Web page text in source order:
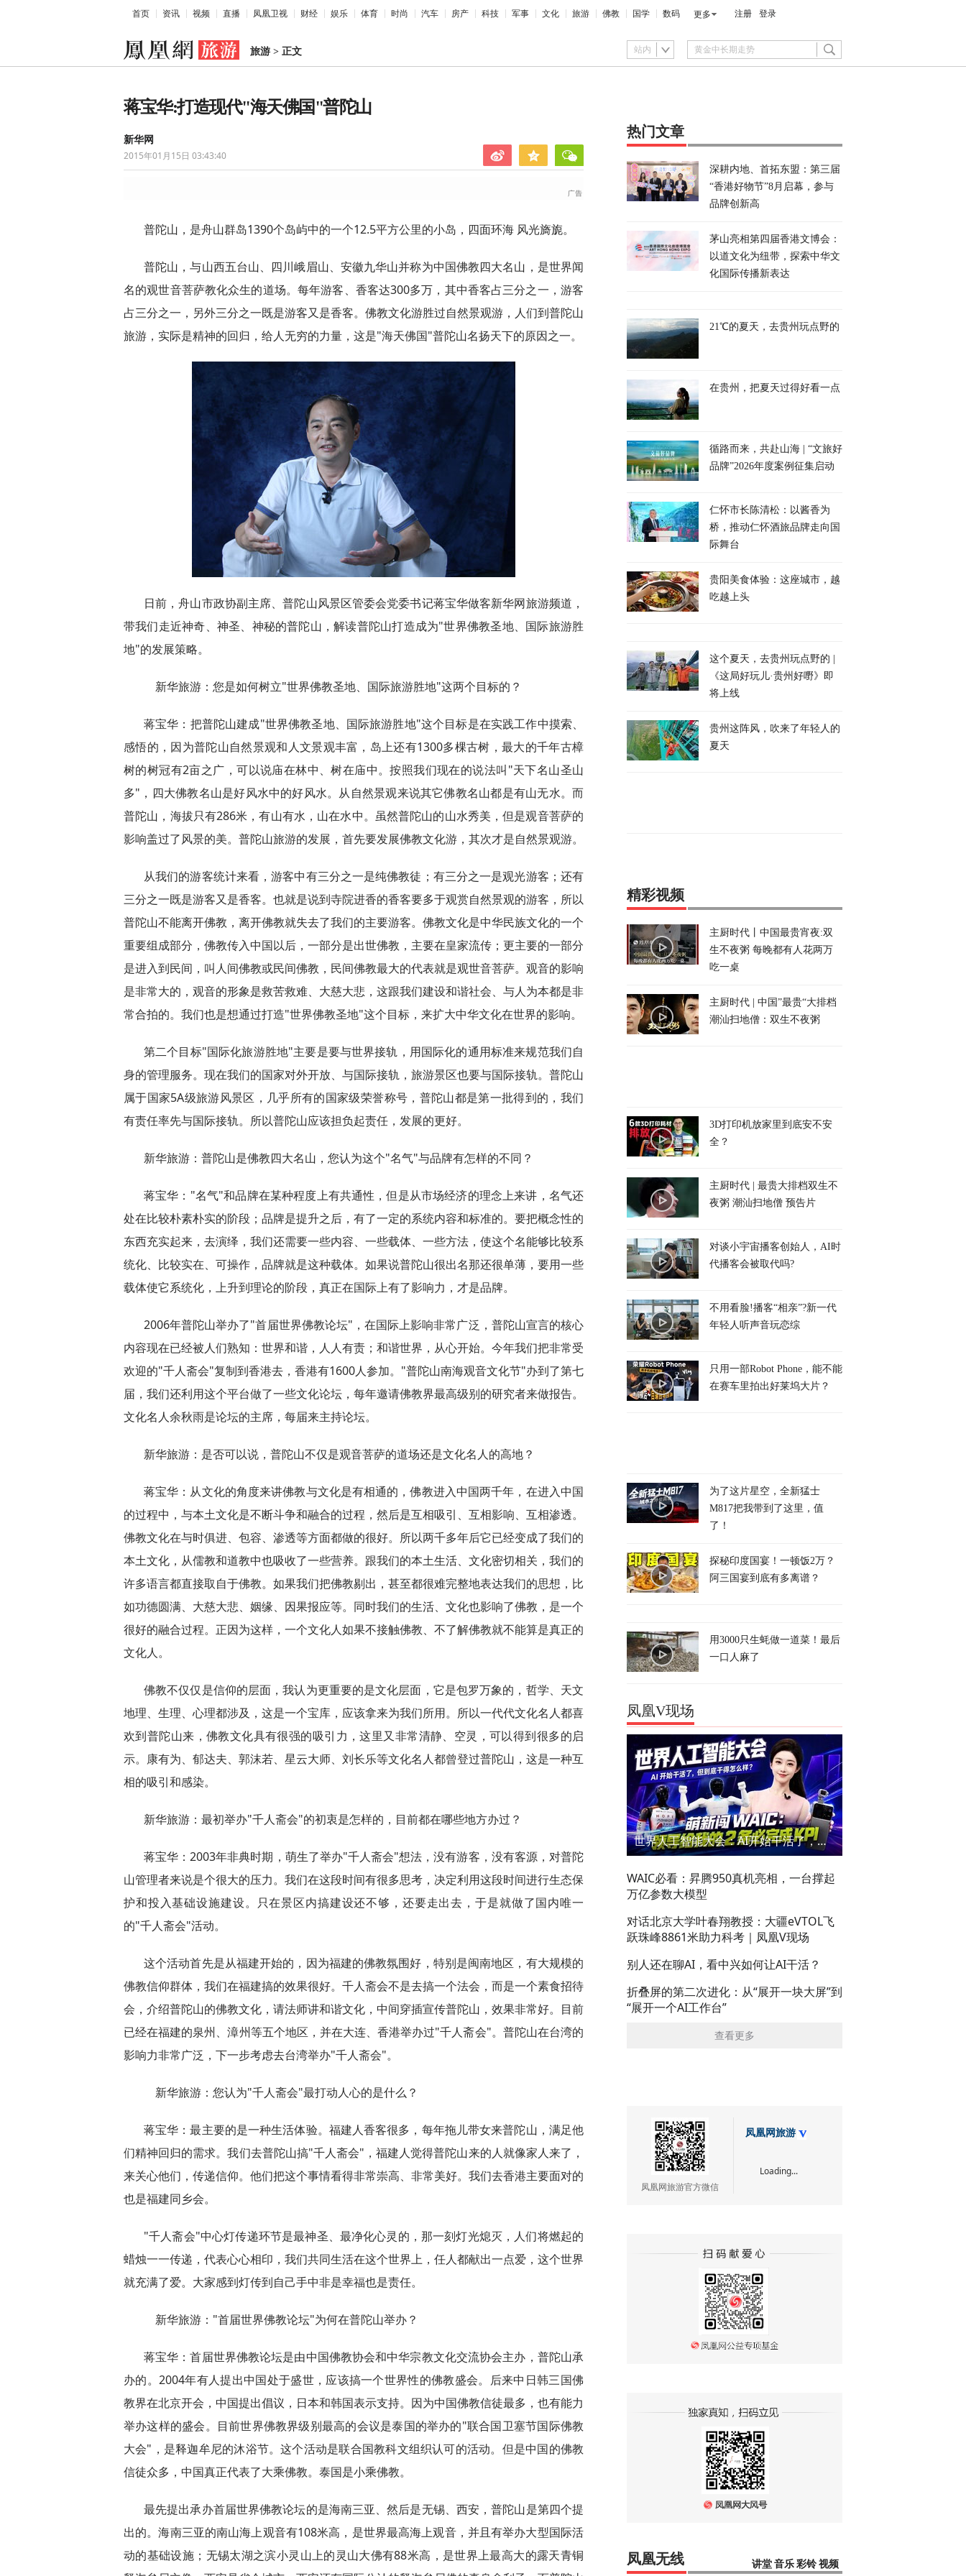
首页 资讯 视频 直播 凤凰卫视 财经 娱乐 体育 时尚 汽车 房产 科技 军事 文化 旅游 佛教 国学 数码 更多 注册 登录
旅游 > 正文 站内
蒋宝华:打造现代"海天佛国"普陀山
新华网
2015年01月15日 03:43:40
普陀山，是舟山群岛1390个岛屿中的一个12.5平方公里的小岛，四面环海 风光旖旎。
普陀山，与山西五台山、四川峨眉山、安徽九华山并称为中国佛教四大名山，是世界闻
名的观世音菩萨教化众生的道场。每年游客、香客达300多万，其中香客占三分之一，游客
占三分之一，另外三分之一既是游客又是香客。佛教文化游胜过自然景观游，人们到普陀山
旅游，实际是精神的回归，给人无穷的力量，这是"海天佛国"普陀山名扬天下的原因之一。
日前，舟山市政协副主席、普陀山风景区管委会党委书记蒋宝华做客新华网旅游频道，
带我们走近神奇、神圣、神秘的普陀山，解读普陀山打造成为"世界佛教圣地、国际旅游胜
地"的发展策略。
新华旅游：您是如何树立"世界佛教圣地、国际旅游胜地"这两个目标的？
蒋宝华：把普陀山建成"世界佛教圣地、国际旅游胜地"这个目标是在实践工作中摸索、
感悟的，因为普陀山自然景观和人文景观丰富，岛上还有1300多棵古树，最大的千年古樟
树的树冠有2亩之广，可以说庙在林中、树在庙中。按照我们现在的说法叫"天下名山圣山
多"，四大佛教名山是好风水中的好风水。从自然景观来说其它佛教名山都是有山无水。而
普陀山，海拔只有286米，有山有水，山在水中。虽然普陀山的山水秀美，但是观音菩萨的
影响盖过了风景的美。普陀山旅游的发展，首先要发展佛教文化游，其次才是自然景观游。
从我们的游客统计来看，游客中有三分之一是纯佛教徒；有三分之一是观光游客；还有
三分之一既是游客又是香客。也就是说到寺院进香的香客要多于观赏自然景观的游客，所以
普陀山不能离开佛教，离开佛教就失去了我们的主要游客。佛教文化是中华民族文化的一个
重要组成部分，佛教传入中国以后，一部分是出世佛教，主要在皇家流传；更主要的一部分
是进入到民间，叫人间佛教或民间佛教，民间佛教最大的代表就是观世音菩萨。观音的影响
是非常大的，观音的形象是救苦救难、大慈大悲，这跟我们建设和谐社会、与人为本都是非
常合拍的。我们也是想通过打造"世界佛教圣地"这个目标，来扩大中华文化在世界的影响。
第二个目标"国际化旅游胜地"主要是要与世界接轨，用国际化的通用标准来规范我们自
身的管理服务。现在我们的国家对外开放、与国际接轨，旅游景区也要与国际接轨。普陀山
属于国家5A级旅游风景区，几乎所有的国家级荣誉称号，普陀山都是第一批得到的，我们
有责任率先与国际接轨。所以普陀山应该担负起责任，发展的更好。
新华旅游：普陀山是佛教四大名山，您认为这个"名气"与品牌有怎样的不同？
蒋宝华："名气"和品牌在某种程度上有共通性，但是从市场经济的理念上来讲，名气还
处在比较朴素朴实的阶段；品牌是提升之后，有了一定的系统内容和标准的。要把概念性的
东西充实起来，去演绎，我们还需要一些内容、一些载体、一些方法，使这个名能够比较系
统化、比较实在、可操作，品牌就是这种载体。如果说普陀山很出名那还很单薄，要用一些
载体使它系统化，上升到理论的阶段，真正在国际上有了影响力，才是品牌。
2006年普陀山举办了"首届世界佛教论坛"，在国际上影响非常广泛，普陀山宣言的核心
内容现在已经被人们熟知：世界和谐，人人有责；和谐世界，从心开始。今年我们把非常受
欢迎的"千人斋会"复制到香港去，香港有1600人参加。"普陀山南海观音文化节"办到了第七
届，我们还利用这个平台做了一些文化论坛，每年邀请佛教界最高级别的研究者来做报告。
文化名人余秋雨是论坛的主席，每届来主持论坛。
新华旅游：是否可以说，普陀山不仅是观音菩萨的道场还是文化名人的高地？
蒋宝华：从文化的角度来讲佛教与文化是有相通的，佛教进入中国两千年，在进入中国
的过程中，与本土文化是不断斗争和融合的过程，然后是互相吸引、互相影响、互相渗透。
佛教文化在与时俱进、包容、渗透等方面都做的很好。所以两千多年后它已经变成了我们的
本土文化，从儒教和道教中也吸收了一些营养。跟我们的本土生活、文化密切相关，我们的
许多语言都直接取自于佛教。如果我们把佛教剔出，甚至都很难完整地表达我们的思想，比
如功德圆满、大慈大悲、姻缘、因果报应等。同时我们的生活、文化也影响了佛教，是一个
很好的融合过程。正因为这样，一个文化人如果不接触佛教、不了解佛教就不能算是真正的
文化人。
佛教不仅仅是信仰的层面，我认为更重要的是文化层面，它是包罗万象的，哲学、天文
地理、生理、心理都涉及，这是一个宝库，应该拿来为我们所用。所以一代代文化名人都喜
欢到普陀山来，佛教文化具有很强的吸引力，这里又非常清静、空灵，可以得到很多的启
示。康有为、郁达夫、郭沫若、星云大师、刘长乐等文化名人都曾登过普陀山，这是一种互
相的吸引和感染。
新华旅游：最初举办"千人斋会"的初衷是怎样的，目前都在哪些地方办过？
蒋宝华：2003年非典时期，萌生了举办"千人斋会"想法，没有游客，没有客源，对普陀
山管理者来说是个很大的压力。我们在这段时间有很多思考，决定利用这段时间进行生态保
护和投入基础设施建设。只在景区内搞建设还不够，还要走出去，于是就做了国内唯一
的"千人斋会"活动。
这个活动首先是从福建开始的，因为福建的佛教氛围好，特别是闽南地区，有大规模的
佛教信仰群体，我们在福建搞的效果很好。千人斋会不是去搞一个法会，而是一个素食招待
会，介绍普陀山的佛教文化，请法师讲和谐文化，中间穿插宣传普陀山，效果非常好。目前
已经在福建的泉州、漳州等五个地区，并在大连、香港举办过"千人斋会"。普陀山在台湾的
影响力非常广泛，下一步考虑去台湾举办"千人斋会"。
新华旅游：您认为"千人斋会"最打动人心的是什么？
蒋宝华：最主要的是一种生活体验。福建人香客很多，每年拖儿带女来普陀山，满足他
们精神回归的需求。我们去普陀山搞"千人斋会"，福建人觉得普陀山来的人就像家人来了，
来关心他们，传递信仰。他们把这个事情看得非常崇高、非常美好。我们去香港主要面对的
也是福建同乡会。
"千人斋会"中心灯传递环节是最神圣、最净化心灵的，那一刻灯光熄灭，人们将燃起的
蜡烛一一传递，代表心心相印，我们共同生活在这个世界上，任人都献出一点爱，这个世界
就充满了爱。大家感到灯传到自己手中非是幸福也是责任。
新华旅游："首届世界佛教论坛"为何在普陀山举办？
蒋宝华：首届世界佛教论坛是由中国佛教协会和中华宗教文化交流协会主办，普陀山承
办的。2004年有人提出中国处于盛世，应该搞一个世界性的佛教盛会。后来中日韩三国佛
教界在北京开会，中国提出倡议，日本和韩国表示支持。因为中国佛教信徒最多，也有能力
举办这样的盛会。目前世界佛教界级别最高的会议是泰国的举办的"联合国卫塞节国际佛教
大会"，是释迦牟尼的沐浴节。这个活动是联合国教科文组织认可的活动。但是中国的佛教
信徒众多，中国真正代表了大乘佛教。泰国是小乘佛教。
最先提出承办首届世界佛教论坛的是海南三亚、然后是无锡、西安，普陀山是第四个提
出的。海南三亚的南山海上观音有108米高，是世界最高海上观音，并且有举办大型国际活
动的基础设施；无锡太湖之滨小灵山上的灵山大佛有88米高，是世界上最高大的露天青铜
热门文章
深耕内地、首拓东盟：第三届
“香港好物节”8月启幕，参与
品牌创新高
茅山亮相第四届香港文博会：
以道文化为纽带，探索中华文
化国际传播新表达
21℃的夏天，去贵州玩点野的
在贵州，把夏天过得好看一点
循路而来，共赴山海 | “文旅好
品牌”2026年度案例征集启动
仁怀市长陈清松：以酱香为
桥，推动仁怀酒旅品牌走向国
际舞台
贵阳美食体验：这座城市，越
吃越上头
这个夏天，去贵州玩点野的 |
《这局好玩儿·贵州好嘢》即
将上线
贵州这阵风，吹来了年轻人的
夏天
精彩视频
主厨时代丨中国最贵宵夜:双
生不夜粥 每晚都有人花两万
吃一桌
主厨时代 | 中国”最贵“大排档
潮汕扫地僧：双生不夜粥
3D打印机放家里到底安不安
全？
主厨时代 | 最贵大排档双生不
夜粥 潮汕扫地僧 预告片
对谈小宇宙播客创始人，AI时
代播客会被取代吗?
不用看脸!播客“相亲”?新一代
年轻人听声音玩恋综
只用一部Robot Phone，能不能
在赛车里拍出好莱坞大片？
为了这片星空，全新猛士
M817把我带到了这里，值
了！
探秘印度国宴！一顿饭2万？
阿三国宴到底有多离谱？
用3000只生蚝做一道菜！最后
一口人麻了
凤凰V现场
世界人工智能大会：AI开始干活了，但到底干的怎么样？萌新闯WAIC
WAIC必看：昇腾950真机亮相，一台撑起
万亿参数大模型
对话北京大学叶春翔教授：大疆eVTOL飞
跃珠峰8861米助力科考｜凤凰V现场
别人还在聊AI，看中兴如何让AI干活？
折叠屏的第二次进化：从“展开一块大屏”到
“展开一个AI工作台”
查看更多
凤凰网旅游官方微信
凤凰网旅游
Loading...
讲堂 音乐 彩铃 视频
凤凰无线